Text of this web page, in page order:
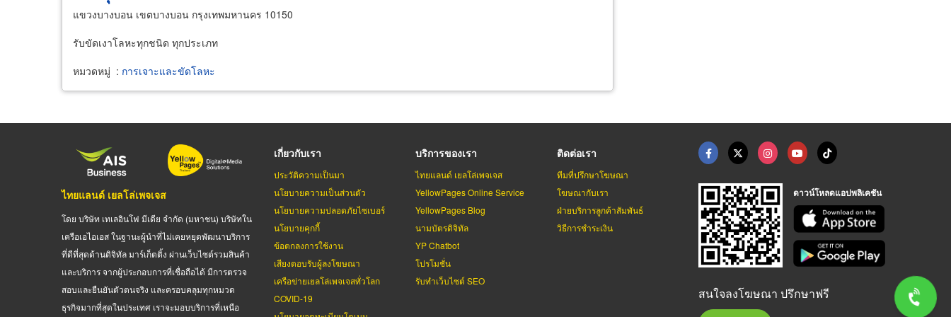
แขวงบางบอน เขตบางบอน กรุงเทพมหานคร 10150
รับขัดเงาโลหะทุกชนิด ทุกประเภท
หมวดหมู่ : การเจาะและขัดโลหะ
ไทยแลนด์ เยลโล่เพจเจส
โดย บริษัท เทเลอินโฟ มีเดีย จำกัด (มหาชน) บริษัทใน
เครือเอไอเอส ในฐานะผู้นำที่ไม่เคยหยุดพัฒนาบริการ
ที่ดีที่สุดด้านดิจิทัล มาร์เก็ตติ้ง ผ่านเว็บไซต์รวมสินค้า
และบริการ จากผู้ประกอบการที่เชื่อถือได้ มีการตรวจ
สอบและยืนยันตัวตนจริง และครอบคลุมทุกหมวด
ธุรกิจมากที่สุดในประเทศ เราจะมอบบริการที่เหนือ
เกี่ยวกับเรา
ประวัติความเป็นมา
นโยบายความเป็นส่วนตัว
นโยบายความปลอดภัยไซเบอร์
นโยบายคุกกี้
ข้อตกลงการใช้งาน
เสียงตอบรับผู้ลงโฆษณา
เครือข่ายเยลโล่เพจเจสทั่วโลก
COVID-19
บริการของเรา
ไทยแลนด์ เยลโล่เพจเจส
YellowPages Online Service
YellowPages Blog
นามบัตรดิจิทัล
YP Chatbot
โปรโมชั่น
รับทำเว็บไซต์ SEO
ติดต่อเรา
ทีมที่ปรึกษาโฆษณา
โฆษณากับเรา
ฝ่ายบริการลูกค้าสัมพันธ์
วิธีการชำระเงิน
ดาวน์โหลดแอปพลิเคชัน
สนใจลงโฆษณา ปรึกษาฟรี